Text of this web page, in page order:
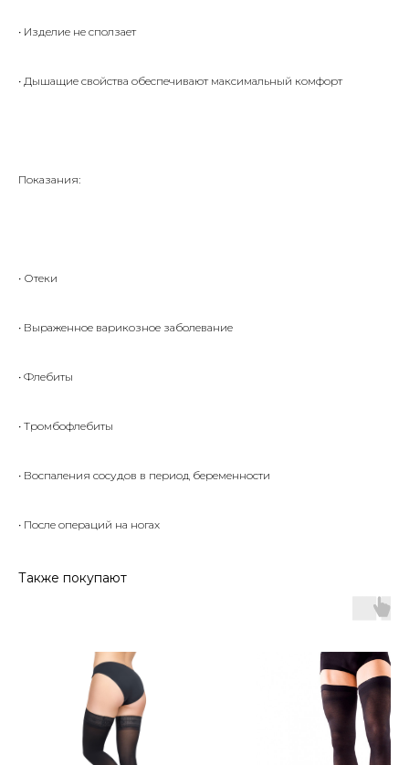
• Изделие не сползает
• Дышащие свойства обеспечивают максимальный комфорт
Показания:
• Отеки
• Выраженное варикозное заболевание
• Флебиты
• Тромбофлебиты
• Воспаления сосудов в период беременности
• После операций на ногах
Также покупают